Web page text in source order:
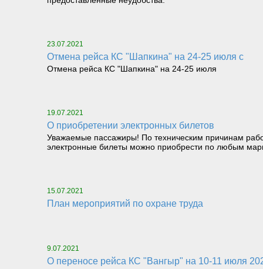
23.07.2021
Отмена рейса КС "Шапкина" на 24-25 июля с
Отмена рейса КС "Шапкина" на 24-25 июля
19.07.2021
О приобретении электронных билетов
Уважаемые пассажиры! По техническим причинам
электронные билеты можно приобрести по любым
15.07.2021
План мероприятий по охране труда
9.07.2021
О переносе рейса КС "Вангыр" на 10-11 июля